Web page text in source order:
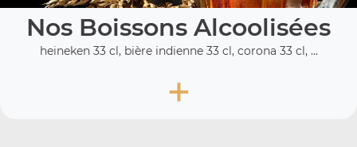
Nos Boissons Alcoolisées
heineken 33 cl, bière indienne 33 cl, corona 33 cl, ...
+